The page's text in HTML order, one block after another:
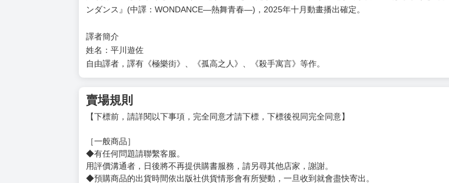
姓名：珈琲
珈琲。
「人生中因為口吃而發生的好事一次也沒有，這部漫畫可能是第一次也說不定。」
2014年於講談社旗下青年誌「good!アフタヌーン」出道。
陸續有『のぼる小寺さん』（全4巻）、『しったかブリリア』（全2巻），其中『のぼる小寺さん
譯者簡介
姓名：平川遊佐